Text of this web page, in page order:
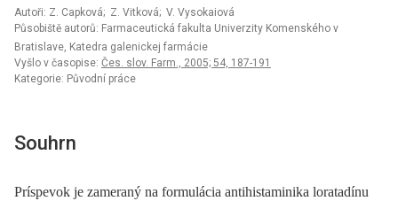
Autoři: Z. Capková; Z. Vitková; V. Vysokaiová
Působiště autorů: Farmaceutická fakulta Univerzity Komenského v
Bratislave, Katedra galenickej farmácie
Vyšlo v časopise: Čes. slov. Farm., 2005; 54, 187-191
Kategorie: Původní práce
Souhrn
Príspevok je zameraný na formulácia antihistaminika loratadínu